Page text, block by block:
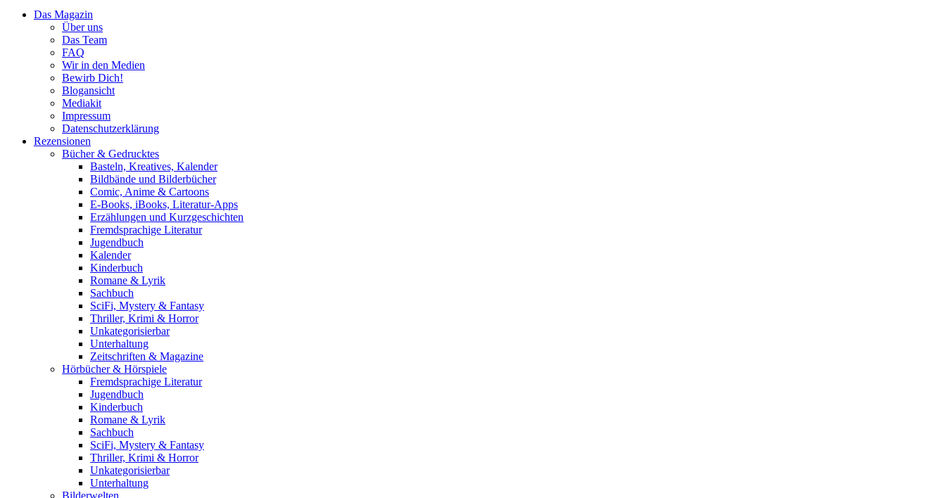
Das Magazin
Über uns
Das Team
FAQ
Wir in den Medien
Bewirb Dich!
Blogansicht
Mediakit
Impressum
Datenschutzerklärung
Rezensionen
Bücher & Gedrucktes
Basteln, Kreatives, Kalender
Bildbände und Bilderbücher
Comic, Anime & Cartoons
E-Books, iBooks, Literatur-Apps
Erzählungen und Kurzgeschichten
Fremdsprachige Literatur
Jugendbuch
Kalender
Kinderbuch
Romane & Lyrik
Sachbuch
SciFi, Mystery & Fantasy
Thriller, Krimi & Horror
Unkategorisierbar
Unterhaltung
Zeitschriften & Magazine
Hörbücher & Hörspiele
Fremdsprachige Literatur
Jugendbuch
Kinderbuch
Romane & Lyrik
Sachbuch
SciFi, Mystery & Fantasy
Thriller, Krimi & Horror
Unkategorisierbar
Unterhaltung
Bilderwelten